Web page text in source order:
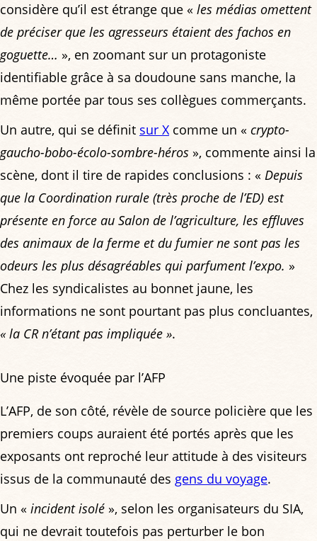
considère qu’il est étrange que « les médias omettent
de préciser que les agresseurs étaient des fachos en
goguette… », en zoomant sur un protagoniste
identifiable grâce à sa doudoune sans manche, la
même portée par tous ses collègues commerçants.
Un autre, qui se définit sur X comme un « crypto-
gaucho-bobo-écolo-sombre-héros », commente ainsi la
scène, dont il tire de rapides conclusions : « Depuis
que la Coordination rurale (très proche de l’ED) est
présente en force au Salon de l’agriculture, les effluves
des animaux de la ferme et du fumier ne sont pas les
odeurs les plus désagréables qui parfument l’expo. »
Chez les syndicalistes au bonnet jaune, les
informations ne sont pourtant pas plus concluantes,
« la CR n’étant pas impliquée ».
Une piste évoquée par l’AFP
L’AFP, de son côté, révèle de source policière que les
premiers coups auraient été portés après que les
exposants ont reproché leur attitude à des visiteurs
issus de la communauté des gens du voyage.
Un « incident isolé », selon les organisateurs du SIA,
qui ne devrait toutefois pas perturber le bon